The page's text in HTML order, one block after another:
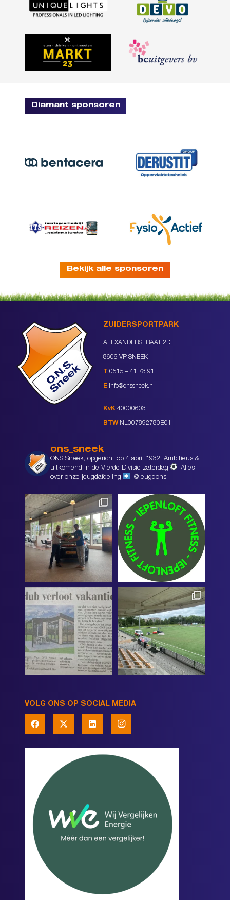
Diamant sponsoren
Bekijk alle sponsoren
ZUIDERSPORTPARK
ALEXANDERSTRAAT 2D
8606 VP SNEEK
T 0515 – 41 73 91
E info@onssneek.nl
KvK 40000603
BTW NL007892780B01
ons_sneek
ONS Sneek, opgericht op 4 april 1932. Ambitieus &
uitkomend in de Vierde Divisie zaterdag
Alles
over onze jeugdafdeling
@jeugdons
VOLG ONS OP SOCIAL MEDIA